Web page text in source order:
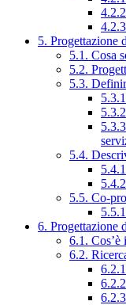
5. Progettazione
5.1. Cosa
5.2.
5.3.
5.4.
5.5. Co-
6. Progettazione
6.1. Cos’è
6.2.